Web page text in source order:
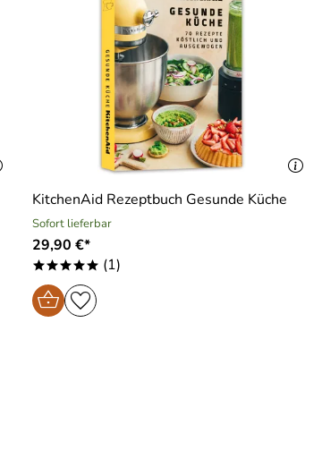
KitchenAid Rezeptbuch Gesunde Küche
Sofort lieferbar
29,90 €*
***** (1)